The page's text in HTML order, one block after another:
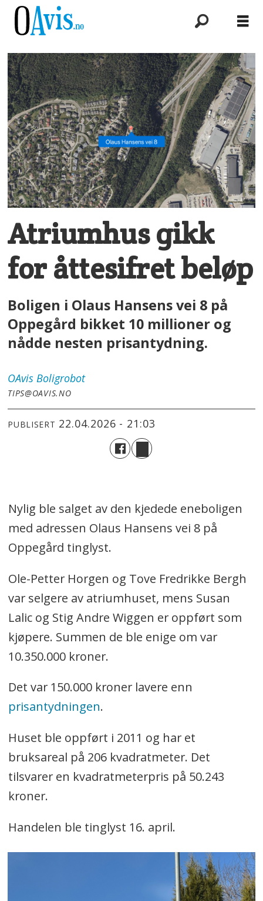
Atriumhus gikk
for åttesifret beløp
Boligen i Olaus Hansens vei 8 på
Oppegård bikket 10 millioner og
nådde nesten prisantydning.
OAvis Boligrobot
TIPS@OAVIS.NO
PUBLISERT 22.04.2026 - 21:03
Nylig ble salget av den kjedede eneboligen
med adressen Olaus Hansens vei 8 på
Oppegård tinglyst.
Ole-Petter Horgen og Tove Fredrikke Bergh
var selgere av atriumhuset, mens Susan
Lalic og Stig Andre Wiggen er oppført som
kjøpere. Summen de ble enige om var
10.350.000 kroner.
Det var 150.000 kroner lavere enn
prisantydningen.
Huset ble oppført i 2011 og har et
bruksareal på 206 kvadratmeter. Det
tilsvarer en kvadratmeterpris på 50.243
kroner.
Handelen ble tinglyst 16. april.